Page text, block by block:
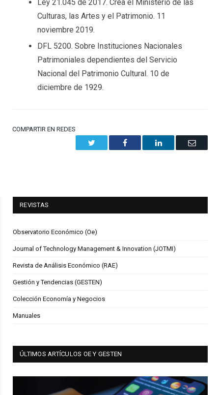
Ley 21.045 de 2017. Crea el Ministerio de las
Culturas, las Artes y el Patrimonio. 11
noviembre 2019.
DFL 5200. Sobre Instituciones Nacionales
Patrimoniales dependientes del Servicio
Nacional del Patrimonio Cultural. 10 de
diciembre de 1929.
COMPARTIR EN REDES
Facebook LinkedIn Email
REVISTAS
Observatorio Económico (Oe)
Journal of Technology Management & Innovation (JOTMI)
Revista de Análisis Económico (RAE)
Gestión y Tendencias (GESTEN)
Colección Economía y Negocios
Manuales
ÚLTIMOS ARTÍCULOS OE Y GESTEN